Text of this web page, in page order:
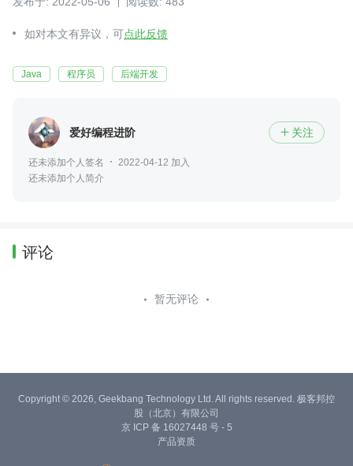
如对本文有异议，可点此反馈
Java 程序员 后端开发
爱好编程进阶  关注
还未添加个人签名
2022-04-12 加入
还未添加个人简介
评论
暂无评论
Copyright © 2026, Geekbang Technology Ltd. All rights reserved. 极客邦控
股（北京）有限公司
京 ICP 备 16027448 号 - 5
产品资质